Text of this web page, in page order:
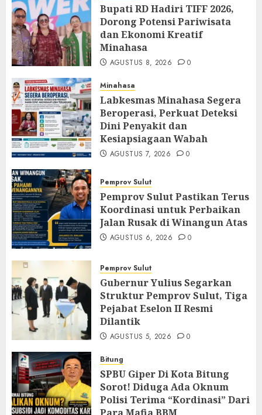
Bupati RD Hadiri TIFF 2026,
Dorong Potensi Pariwisata
dan Ekonomi Kreatif
Minahasa
AGUSTUS 8, 2026 0
Minahasa
Labkesmas Minahasa Segera
Beroperasi, Perkuat Deteksi
Dini Penyakit dan
Kesiapsiagaan Wabah
AGUSTUS 7, 2026 0
Pemprov Sulut
Pemprov Sulut Pastikan Terus
Koordinasi untuk Perbaikan
Jalan Rusak di Winangun Atas
AGUSTUS 6, 2026 0
Pemprov Sulut
Gubernur Yulius Segarkan
Struktur Pemprov Sulut, Tiga
Pejabat Eselon II Resmi
Dilantik
AGUSTUS 5, 2026 0
Bitung
SPBU Giper Di Kota Bitung
Sorot! Diduga Ada Oknum
Polisi Terima “Kordinasi” Dari